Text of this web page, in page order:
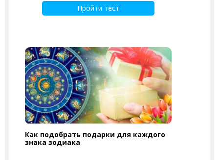
Пройти тест
Как подобрать подарки для каждого
знака зодиака